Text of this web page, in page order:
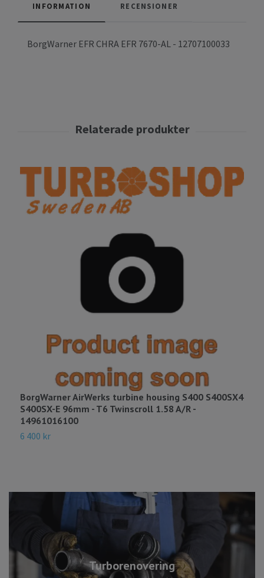
Turborenovering
INFORMATION RECENSIONER
BorgWarner EFR CHRA EFR 7670-AL - 12707100033
BorgWarner AirWerks turbine housing S400 S400SX4
S400SX-E 96mm - T6 Twinscroll 1.58 A/R -
14961016100
6 400 kr